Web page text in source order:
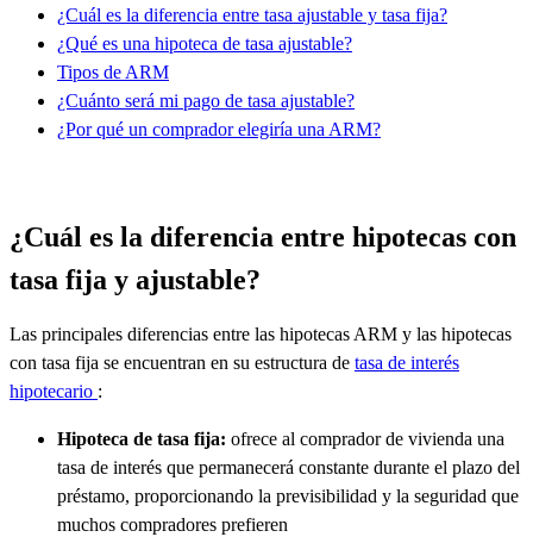
¿Cuál es la diferencia entre tasa ajustable y tasa fija?
¿Qué es una hipoteca de tasa ajustable?
Tipos de ARM
¿Cuánto será mi pago de tasa ajustable?
¿Por qué un comprador elegiría una ARM?
¿Cuál es la diferencia entre hipotecas con
tasa fija y ajustable?
Las principales diferencias entre las hipotecas ARM y las hipotecas
con tasa fija se encuentran en su estructura de tasa de interés
hipotecario :
Hipoteca de tasa fija: ofrece al comprador de vivienda una
tasa de interés que permanecerá constante durante el plazo del
préstamo, proporcionando la previsibilidad y la seguridad que
muchos compradores prefieren